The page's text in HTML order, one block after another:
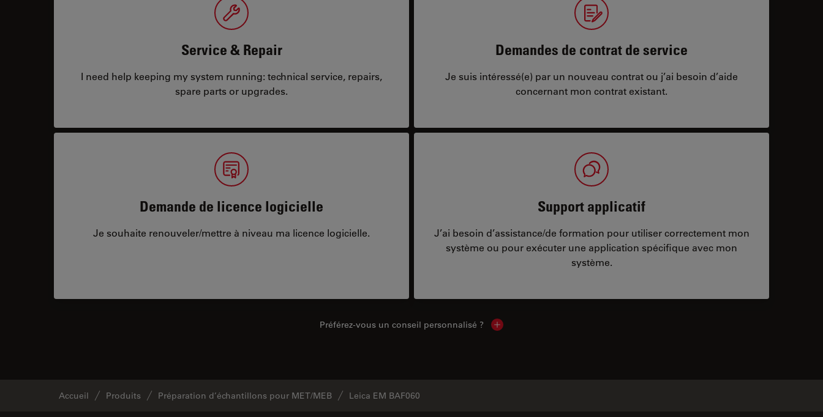
Service & Repair
I need help keeping my system running: technical service, repairs,
spare parts or upgrades.
Demandes de contrat de service
Je suis intéressé(e) par un nouveau contrat ou j’ai besoin d’aide
concernant mon contrat existant.
Demande de licence logicielle
Je souhaite renouveler/mettre à niveau ma licence logicielle.
Support applicatif
J’ai besoin d’assistance/de formation pour utiliser correctement mon
système ou pour exécuter une application spécifique avec mon
système.
Préférez-vous un conseil personnalisé ? Show local contacts
Accueil Produits Préparation d’échantillons pour MET/MEB Leica EM BAF060